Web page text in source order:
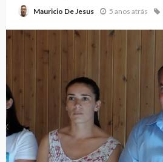
Mauricio De Jesus 5 anos atrás